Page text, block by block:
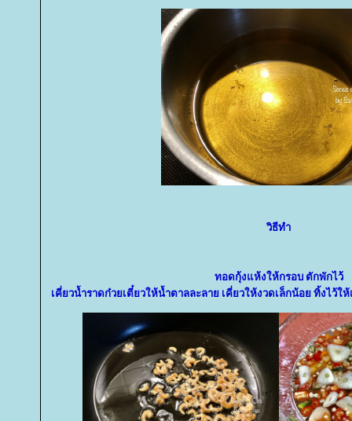
วิธีทำ
ทอดกุ้งแห้งให้กรอบ ตักพักไว้
เคี่ยวน้ำราดก๋วยเตี๋ยวให้น้ำตาลละลาย เคี่ยวให้งวดเล็กน้อย ทิ้งไว้